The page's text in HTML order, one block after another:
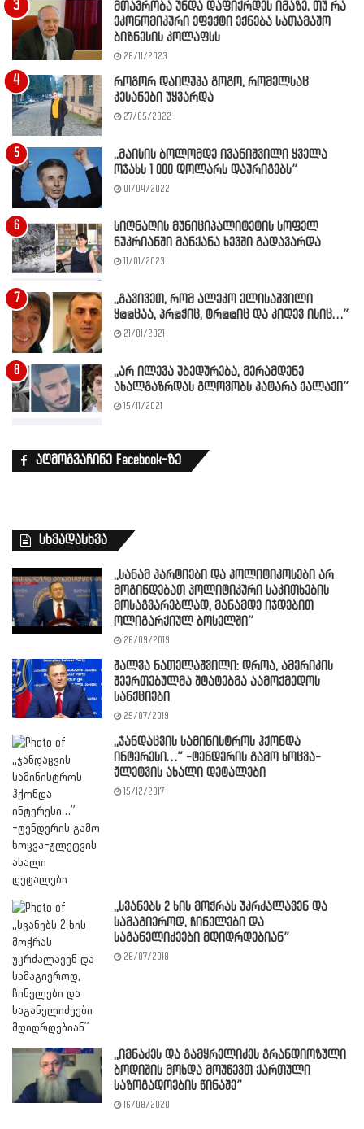
მთავრობა უნდა დაფიქრდეს იმაზე, თუ რა
ეკონომიკური ეფექტი ექნება სათამაშო
ბიზნესის კოლაფსს
28/11/2023
როგორ დაიღუპა გოგო, რომელსაც
კესანები უყვარდა
27/05/2022
,,მაისის ბოლომდე ივანიშვილი ყველა
ოჯახს 1 000 დოლარს დაურიგებს”
01/04/2022
სიღნაღის მუნიციპალიტეტის სოფელ
ნუკრიანში მანქანა ხევში გადავარდა
11/01/2023
,,გავივეთ, რომ ალეკო ელისაშვილი
ყ@@ცაა, პრ@ჭიც, ტრ@@იც და კიდევ ისიც…”
21/01/2021
,,არ ილევა უბედურება, მერამდენე
ახალგაზრდას გლოვობს პატარა ქალაქი”
15/11/2021
აღმოგვაჩინე Facebook-ზე
სხვადასხვა
,,სანამ პარტიები და პოლიტიკოსები არ
მოგინდებათ პოლიტიკური საკითხების
მოსაგვარებლად, მანამდე იჯდებით
ოლიგარქიულ ბოსელში”
26/09/2019
შალვა ნათელაშვილი: დროა, ამერიკის
შეერთებულმა შტატებმა აამოქმედოს
სანქციები
25/07/2019
,,ჯანდაცვის სამინისტროს ჰქონდა
ინტერესი…” -ტენდერის გამო ხოცვა-
ჟლეტვის ახალი დეტალები
15/12/2017
,,სვანებს 2 ხის მოჭრას უკრძალავენ და
სამაგიეროდ, ჩინელები და
საგანელიძეები მდიდრდებიან”
26/07/2018
,,იმნაძეს და გამყრელიძეს გრანდიოზული
ბოდიშის მოხდა მოუწევთ ქართული
საზოგადოების წინაშე”
16/08/2020